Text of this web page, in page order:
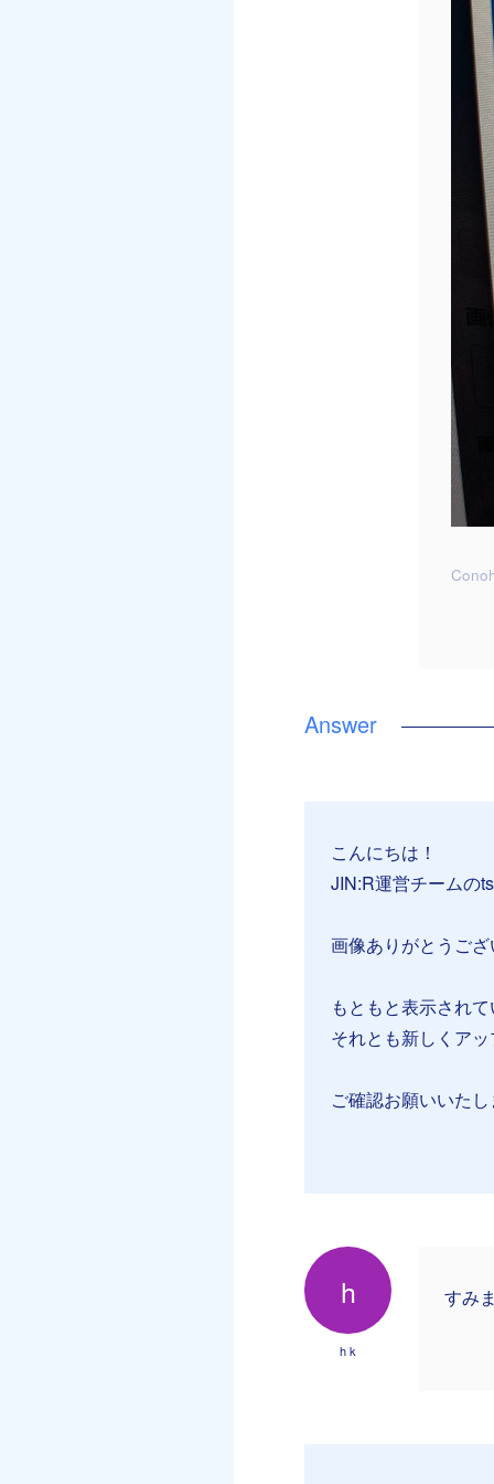
こんにちは！
JIN:R運営チームの
画像ありがとうご
もともと表示され
それとも新しくア
ご確認お願いいた
h
h k
すみ